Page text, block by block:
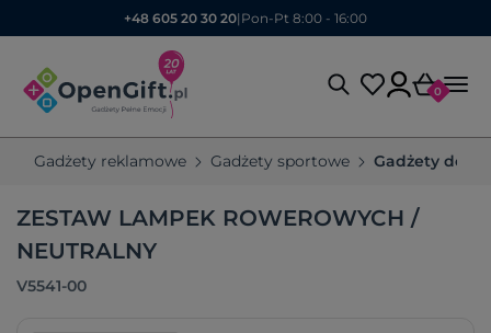
+48 605 20 30 20| Pon-Pt 8:00 - 16:00
0
Gadżety reklamowe Gadżety sportowe Gadżety do
ZESTAW LAMPEK ROWEROWYCH /
NEUTRALNY
V5541-00